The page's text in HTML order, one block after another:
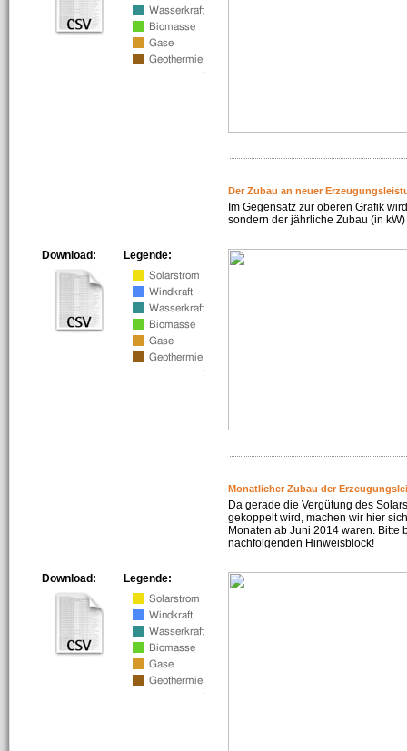
Der Zubau an neuer
Im Gegensatz zur oberen Grafik
sondern der jährliche Zubau (in
Legende:
Download:
Monatlicher Zubau der
Da gerade die Vergütung des
gekoppelt wird, machen wir hier
Monaten ab Juni 2014 waren. Bitte
nachfolgenden Hinweisblock!
Legende:
Download: